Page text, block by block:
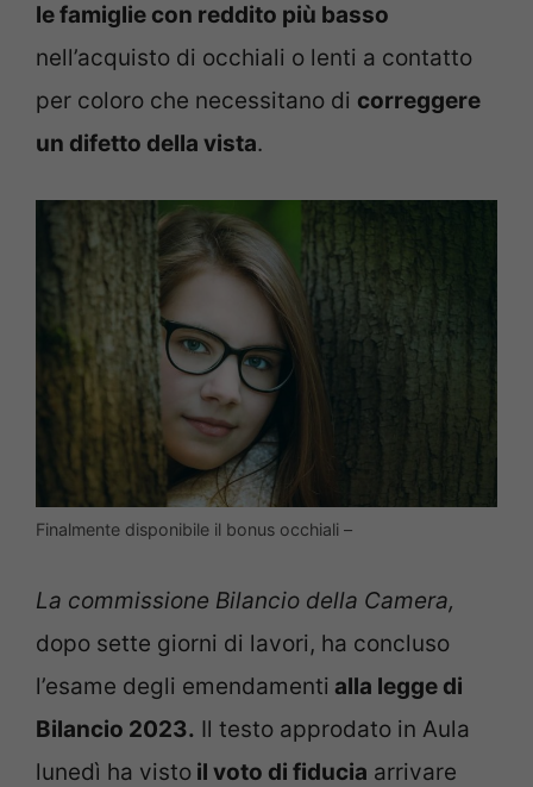
le famiglie con reddito più basso
nell’acquisto di occhiali o lenti a contatto
per coloro che necessitano di correggere
un difetto della vista.
Finalmente disponibile il bonus occhiali –
La commissione Bilancio della Camera,
dopo sette giorni di lavori, ha concluso
l’esame degli emendamenti alla legge di
Bilancio 2023. Il testo approdato in Aula
lunedì ha visto il voto di fiducia arrivare